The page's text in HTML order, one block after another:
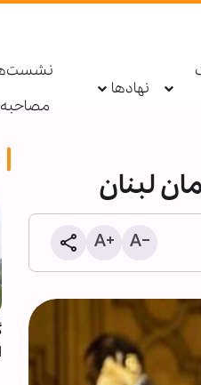
نهادها
لبنان
تصویری | مراسم عزاداری
حسینی در مرکز امام
کریستیناستاد سوئد